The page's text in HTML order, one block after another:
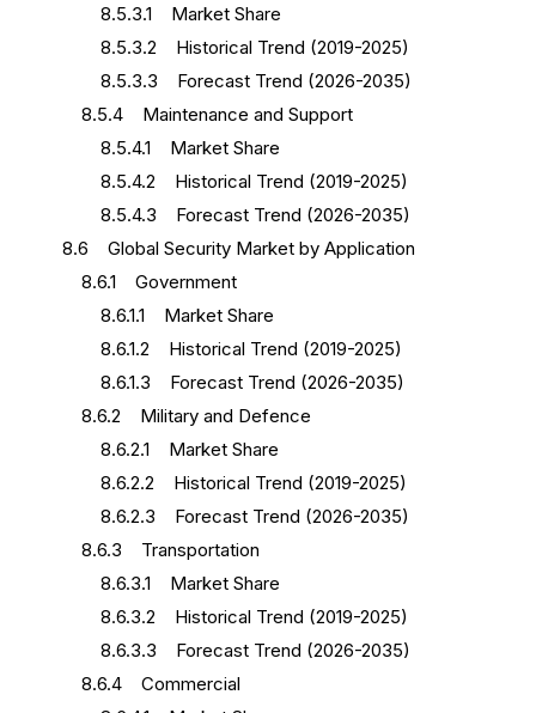
8.5.3.1 Market Share
8.5.3.2 Historical Trend (2019-2025)
8.5.3.3 Forecast Trend (2026-2035)
8.5.4 Maintenance and Support
8.5.4.1 Market Share
8.5.4.2 Historical Trend (2019-2025)
8.5.4.3 Forecast Trend (2026-2035)
8.6 Global Security Market by Application
8.6.1 Government
8.6.1.1 Market Share
8.6.1.2 Historical Trend (2019-2025)
8.6.1.3 Forecast Trend (2026-2035)
8.6.2 Military and Defence
8.6.2.1 Market Share
8.6.2.2 Historical Trend (2019-2025)
8.6.2.3 Forecast Trend (2026-2035)
8.6.3 Transportation
8.6.3.1 Market Share
8.6.3.2 Historical Trend (2019-2025)
8.6.3.3 Forecast Trend (2026-2035)
8.6.4 Commercial